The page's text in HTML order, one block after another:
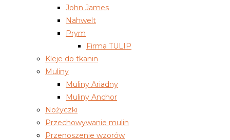
John James
Nahwelt
Prym
Firma TULIP
Kleje do tkanin
Muliny
Muliny Ariadny
Muliny Anchor
Nożyczki
Przechowywanie mulin
Przenoszenie wzorów